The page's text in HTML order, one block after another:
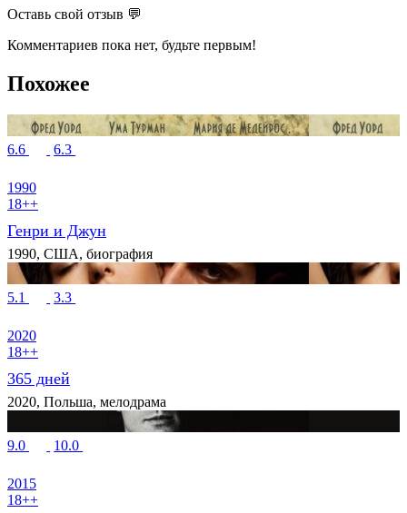
Оставь свой отзыв 💬
Комментариев пока нет, будьте первым!
Похожее
6.6 6.3
1990
18++
Генри и Джун
1990, США, биография
5.1 3.3
2020
18++
365 дней
2020, Польша, мелодрама
9.0 10.0
2015
18++